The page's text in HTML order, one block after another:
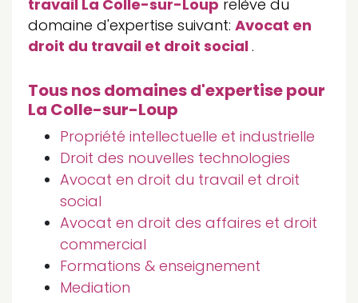
travail La Colle-sur-Loup relève du
domaine d'expertise suivant: Avocat en
droit du travail et droit social.
Tous nos domaines d'expertise pour
La Colle-sur-Loup
Propriété intellectuelle et industrielle
Droit des nouvelles technologies
Avocat en droit du travail et droit
social
Avocat en droit des affaires et droit
commercial
Formations & enseignement
Mediation